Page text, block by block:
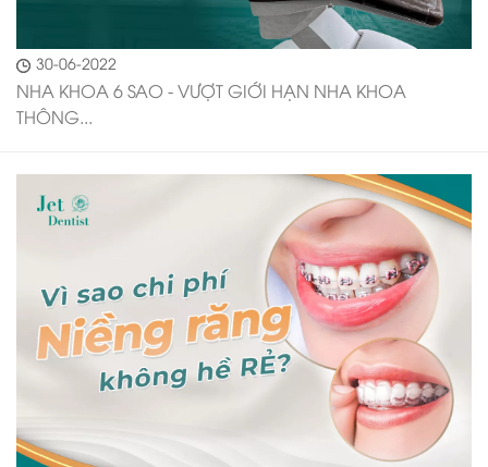
30-06-2022
NHA KHOA 6 SAO - VƯỢT GIỚI HẠN NHA KHOA
THÔNG...